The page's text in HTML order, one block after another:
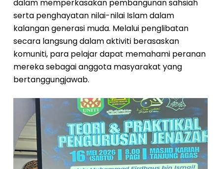
dalam memperkasakan pembangunan sahsiah
serta penghayatan nilai-nilai Islam dalam
kalangan generasi muda. Melalui penglibatan
secara langsung dalam aktiviti berasaskan
komuniti, para pelajar dapat memahami peranan
mereka sebagai anggota masyarakat yang
bertanggungjawab.